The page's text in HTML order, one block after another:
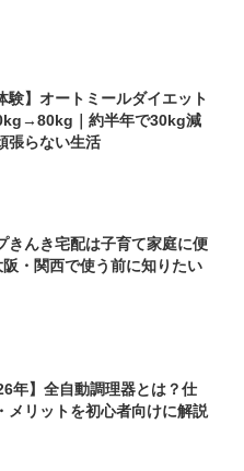
験】オートミールダイエット
｜約半年で30kg減
張らない生活
きんき宅配は子育て家庭に便
・関西で使う前に知りたい
年】全自動調理器とは？仕
メリットを初心者向けに解説